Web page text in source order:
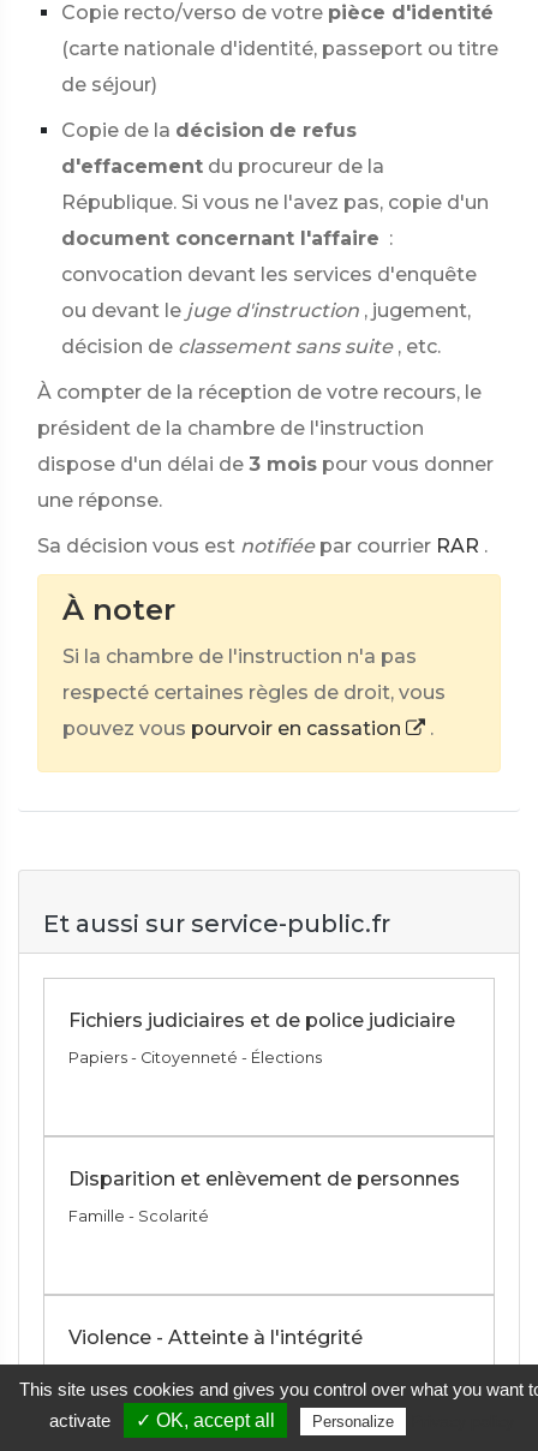
Copie recto/verso de votre pièce d'identité
(carte nationale d'identité, passeport ou titre
de séjour)
Copie de la décision de refus
d'effacement du procureur de la
République. Si vous ne l'avez pas, copie d'un
document concernant l'affaire :
convocation devant les services d'enquête
ou devant le juge d'instruction , jugement,
décision de classement sans suite , etc.
À compter de la réception de votre recours, le
président de la chambre de l'instruction
dispose d'un délai de 3 mois pour vous donner
une réponse.
Sa décision vous est notifiée par courrier RAR .
À noter
Si la chambre de l'instruction n'a pas
respecté certaines règles de droit, vous
pouvez vous pourvoir en cassation .
Et aussi sur service-public.fr
Fichiers judiciaires et de police judiciaire
Papiers - Citoyenneté - Élections
Disparition et enlèvement de personnes
Famille - Scolarité
Violence - Atteinte à l'intégrité
This site uses cookies and gives you control over what you want
activate
✓ OK, accept all Personalize